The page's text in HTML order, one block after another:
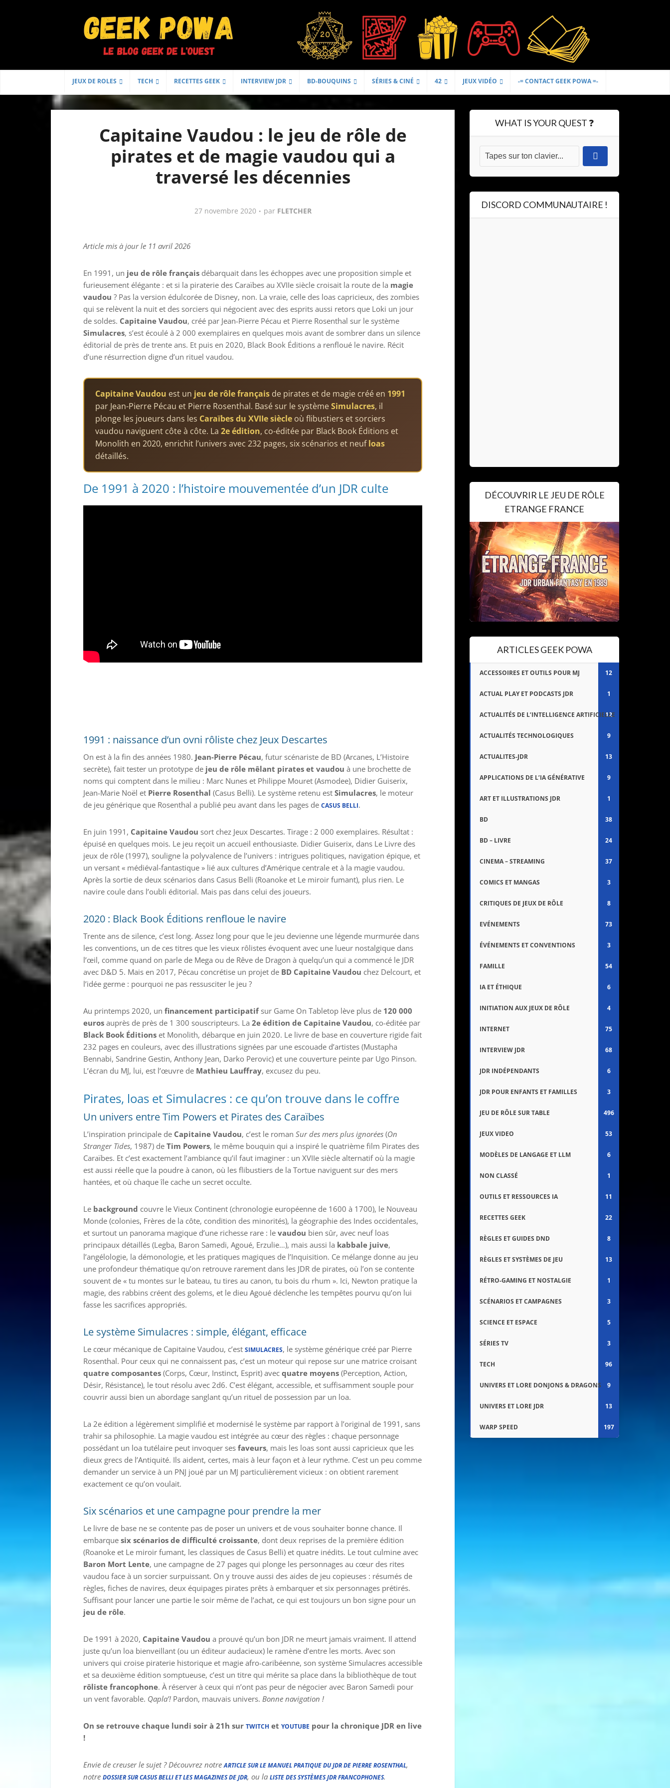
JEUX DE ROLES TECH RECETTES GEEK INTERVIEW JDR BD-BOUQUINS SÉRIES & CINÉ 42 JEUX VIDÉO -= CONTACT GEEK POWA =-
Capitaine Vaudou : le jeu de rôle de
pirates et de magie vaudou qui a
traversé les décennies
27 novembre 2020 par FLETCHER
Article mis à jour le 11 avril 2026
En 1991, un jeu de rôle français débarquait dans les échoppes avec une proposition simple et
furieusement élégante : et si la piraterie des Caraïbes au XVIIe siècle croisait la route de la magie
vaudou ? Pas la version édulcorée de Disney, non. La vraie, celle des loas capricieux, des zombies
qui se relèvent la nuit et des sorciers qui négocient avec des esprits aussi retors que Loki un jour
de soldes. Capitaine Vaudou, créé par Jean-Pierre Pécau et Pierre Rosenthal sur le système
Simulacres, s’est écoulé à 2 000 exemplaires en quelques mois avant de sombrer dans un silence
éditorial de près de trente ans. Et puis en 2020, Black Book Éditions a renfloué le navire. Récit
d’une résurrection digne d’un rituel vaudou.
Capitaine Vaudou est un jeu de rôle français de pirates et de magie créé en 1991
par Jean-Pierre Pécau et Pierre Rosenthal. Basé sur le systèmeSimulacres, il
plonge les joueurs dans les Caraïbes du XVIIe siècle où flibustiers et sorciers
vaudou naviguent côte à côte. La 2e édition, co-éditée par Black Book Éditions et
Monolith en 2020, enrichit l’univers avec 232 pages, six scénarios et neufloas
détaillés.
De 1991 à 2020 : l’histoire mouvementée d’un JDR culte
1991 : naissance d’un ovni rôliste chez Jeux Descartes
On est à la fin des années 1980. Jean-Pierre Pécau, futur scénariste de BD (Arcanes, L’Histoire
secrète), fait tester un prototype de jeu de rôle mêlant pirates et vaudou à une brochette de
noms qui comptent dans le milieu : Marc Nunes et Philippe Mouret (Asmodee), Didier Guiserix,
Jean-Marie Noël et Pierre Rosenthal (Casus Belli). Le système retenu est Simulacres, le moteur
de jeu générique que Rosenthal a publié peu avant dans les pages de CASUS BELLI.
En juin 1991, Capitaine Vaudou sort chez Jeux Descartes. Tirage : 2 000 exemplaires. Résultat :
épuisé en quelques mois. Le jeu reçoit un accueil enthousiaste. Didier Guiserix, dans Le Livre des
jeux de rôle (1997), souligne la polyvalence de l’univers : intrigues politiques, navigation épique, et
un versant « médiéval-fantastique » lié aux cultures d’Amérique centrale et à la magie vaudou.
Après la sortie de deux scénarios dans Casus Belli (Roanoke et Le miroir fumant), plus rien. Le
navire coule dans l’oubli éditorial. Mais pas dans celui des joueurs.
2020 : Black Book Éditions renfloue le navire
Trente ans de silence, c’est long. Assez long pour que le jeu devienne une légende murmurée dans
les conventions, un de ces titres que les vieux rôlistes évoquent avec une lueur nostalgique dans
l’œil, comme quand on parle de Mega ou de Rêve de Dragon à quelqu’un qui a commencé le JDR
avec D&D 5. Mais en 2017, Pécau concrétise un projet de BD Capitaine Vaudou chez Delcourt, et
l’idée germe : pourquoi ne pas ressusciter le jeu ?
Au printemps 2020, un financement participatifsur Game On Tabletop lève plus de 120 000
euros auprès de près de 1 300 souscripteurs. La 2e édition de Capitaine Vaudou, co-éditée par
Black Book Éditions et Monolith, débarque en juin 2020. Le livre de base en couverture rigide fait
232 pages en couleurs, avec des illustrations signées par une escouade d’artistes (Mustapha
Bennabi, Sandrine Gestin, Anthony Jean, Darko Perovic) et une couverture peinte par Ugo Pinson.
L’écran du MJ, lui, est l’œuvre de Mathieu Lauffray, excusez du peu.
Pirates, loas et Simulacres : ce qu’on trouve dans le coffre
Un univers entre Tim Powers et Pirates des Caraïbes
L’inspiration principale de Capitaine Vaudou, c’est le roman Sur des mers plus ignorées (On
Stranger Tides, 1987) de Tim Powers, le même bouquin qui a inspiré le quatrième film Pirates des
Caraïbes. Et c’est exactement l’ambiance qu’il faut imaginer : un XVIIe siècle alternatif où la magie
est aussi réelle que la poudre à canon, où les flibustiers de la Tortue naviguent sur des mers
hantées, et où chaque île cache un secret occulte.
Le background couvre le Vieux Continent (chronologie européenne de 1600 à 1700), le Nouveau
Monde (colonies, Frères de la côte, condition des minorités), la géographie des Indes occidentales,
et surtout un panorama magique d’une richesse rare : le vaudou bien sûr, avec neuf loas
principaux détaillés (Legba, Baron Samedi, Agoué, Erzulie…), mais aussi la kabbale juive,
l’angélologie, la démonologie, et les pratiques magiques de l’Inquisition. Ce mélange donne au jeu
une profondeur thématique qu’on retrouve rarement dans les JDR de pirates, où l’on se contente
souvent de « tu montes sur le bateau, tu tires au canon, tu bois du rhum ». Ici, Newton pratique la
magie, des rabbins créent des golems, et le dieu Agoué déclenche les tempêtes pourvu qu’on lui
fasse les sacrifices appropriés.
Le système Simulacres : simple, élégant, efficace
Le cœur mécanique de Capitaine Vaudou, c’est SIMULACRES, le système générique créé par Pierre
Rosenthal. Pour ceux qui ne connaissent pas, c’est un moteur qui repose sur une matrice croisant
quatre composantes (Corps, Cœur, Instinct, Esprit) avec quatre moyens (Perception, Action,
Désir, Résistance), le tout résolu avec 2d6. C’est élégant, accessible, et suffisamment souple pour
couvrir aussi bien un abordage sanglant qu’un rituel de possession par un loa.
La 2e édition a légèrement simplifié et modernisé le système par rapport à l’original de 1991, sans
trahir sa philosophie. La magie vaudou est intégrée au cœur des règles : chaque personnage
possédant un loa tutélaire peut invoquer ses faveurs, mais les loas sont aussi capricieux que les
dieux grecs de l’Antiquité. Ils aident, certes, mais à leur façon et à leur rythme. C’est un peu comme
demander un service à un PNJ joué par un MJ particulièrement vicieux : on obtient rarement
exactement ce qu’on voulait.
Six scénarios et une campagne pour prendre la mer
Le livre de base ne se contente pas de poser un univers et de vous souhaiter bonne chance. Il
embarque six scénarios de difficulté croissante, dont deux reprises de la première édition
(Roanoke et Le miroir fumant, les classiques de Casus Belli) et quatre inédits. Le tout culmine avec
Baron Mort Lente, une campagne de 27 pages qui plonge les personnages au cœur des rites
vaudou face à un sorcier surpuissant. On y trouve aussi des aides de jeu copieuses : résumés de
règles, fiches de navires, deux équipages pirates prêts à embarquer et six personnages prétirés.
Suffisant pour lancer une partie le soir même de l’achat, ce qui est toujours un bon signe pour un
jeu de rôle.
De 1991 à 2020, Capitaine Vaudou a prouvé qu’un bon JDR ne meurt jamais vraiment. Il attend
juste qu’un loa bienveillant (ou un éditeur audacieux) le ramène d’entre les morts. Avec son
univers qui croise piraterie historique et magie afro-caribéenne, son système Simulacres accessible
et sa deuxième édition somptueuse, c’est un titre qui mérite sa place dans la bibliothèque de tout
rôliste francophone. À réserver à ceux qui n’ont pas peur de négocier avec Baron Samedi pour
un vent favorable. Qapla’! Pardon, mauvais univers. Bonne navigation !
On se retrouve chaque lundi soir à 21h sur TWITCH et YOUTUBE pour la chronique JDR en live
!
Envie de creuser le sujet ? Découvrez notre ARTICLE SUR LE MANUEL PRATIQUE DU JDR DE PIERRE ROSENTHAL,
notre DOSSIER SUR CASUS BELLI ET LES MAGAZINES DE JDR, ou la LISTE DES SYSTÈMES JDR FRANCOPHONES.
WHAT IS YOUR QUEST ❓
DISCORD COMMUNAUTAIRE !
DÉCOUVRIR LE JEU DE RÔLE
ETRANGE FRANCE
ARTICLES GEEK POWA
ACCESSOIRES ET OUTILS POUR MJ 12
ACTUAL PLAY ET PODCASTS JDR 1
ACTUALITÉS DE L’INTELLIGENCE ARTIFICIELLE
12
ACTUALITÉS TECHNOLOGIQUES 9
ACTUALITES-JDR 13
APPLICATIONS DE L’IA GÉNÉRATIVE 9
ART ET ILLUSTRATIONS JDR 1
BD 38
BD – LIVRE 24
CINEMA – STREAMING 37
COMICS ET MANGAS 3
CRITIQUES DE JEUX DE RÔLE 8
EVÉNEMENTS 73
ÉVÉNEMENTS ET CONVENTIONS 3
FAMILLE 54
IA ET ÉTHIQUE 6
INITIATION AUX JEUX DE RÔLE 4
INTERNET 75
INTERVIEW JDR 68
JDR INDÉPENDANTS 6
JDR POUR ENFANTS ET FAMILLES 3
JEU DE RÔLE SUR TABLE 496
JEUX VIDEO 53
MODÈLES DE LANGAGE ET LLM 6
NON CLASSÉ 1
OUTILS ET RESSOURCES IA 11
RECETTES GEEK 22
RÈGLES ET GUIDES DND 8
RÈGLES ET SYSTÈMES DE JEU 13
RÉTRO-GAMING ET NOSTALGIE 1
SCÉNARIOS ET CAMPAGNES 3
SCIENCE ET ESPACE 5
SÉRIES TV 3
TECH 96
UNIVERS ET LORE DONJONS & DRAGONS 9
UNIVERS ET LORE JDR 13
WARP SPEED 197